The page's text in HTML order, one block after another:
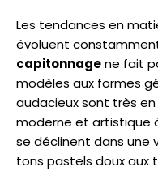
Les tendances en
évoluent
capitonnagene fait
modèles aux formes
audacieux sont très
moderne et artistique
se déclinent dans une
tons pastels doux